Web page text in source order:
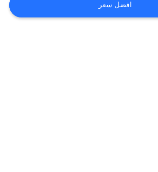
افضل سعر